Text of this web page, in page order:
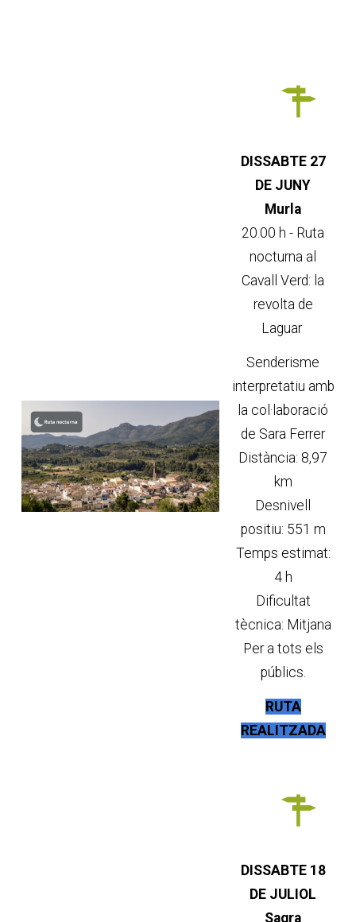
DISSABTE 27
DE JUNY
Murla
20.00 h - Ruta
nocturna al
Cavall Verd: la
revolta de
Laguar
Senderisme
interpretatiu amb
la col·laboració
de Sara Ferrer
Distància: 8,97
km
Desnivell
positiu: 551 m
Temps estimat:
4 h
Dificultat
tècnica: Mitjana
Per a tots els
públics.
RUTA
REALITZADA
DISSABTE 18
DE JULIOL
Sagra